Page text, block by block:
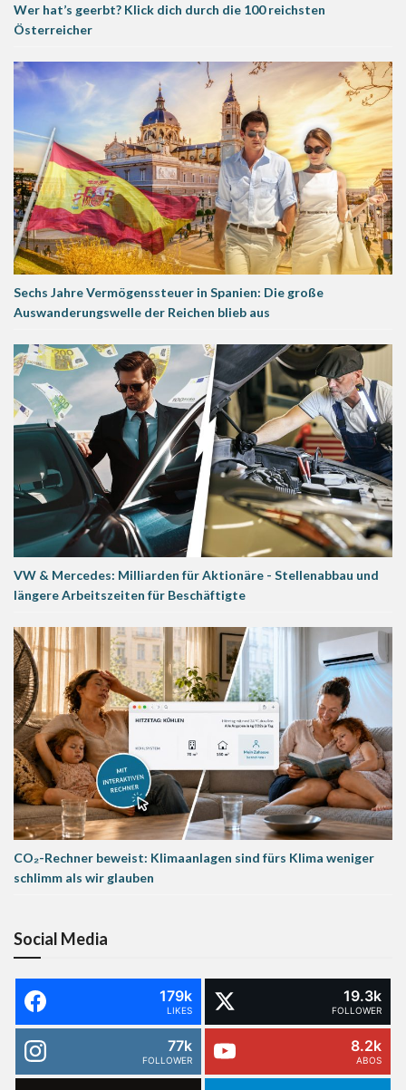
Wer hat’s geerbt? Klick dich durch die 100 reichsten
Österreicher
Sechs Jahre Vermögenssteuer in Spanien: Die große
Auswanderungswelle der Reichen blieb aus
VW & Mercedes: Milliarden für Aktionäre - Stellenabbau und
längere Arbeitszeiten für Beschäftigte
CO₂-Rechner beweist: Klimaanlagen sind fürs Klima weniger
schlimm als wir glauben
Social Media
179k
LIKES
19.3k
FOLLOWER
77k
FOLLOWER
8.2k
ABOS